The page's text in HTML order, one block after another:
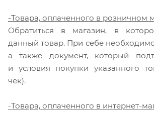
-Товара, оплаченного в розничном
Обратиться в магазин, в
данный товар. При себе
а также документ, который
и условия покупки указанного
чек).
-Товара, оплаченного в интернет-